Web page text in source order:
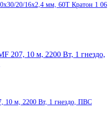
20/16х2,4 мм, 60Т Кратон 1 06
10 м, 2200 Вт, 1 гнездо, ПВС